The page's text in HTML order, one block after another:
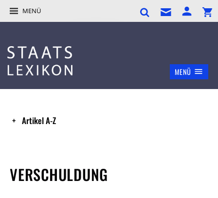
MENÜ
MENÜ
Artikel A-Z
VERSCHULDUNG